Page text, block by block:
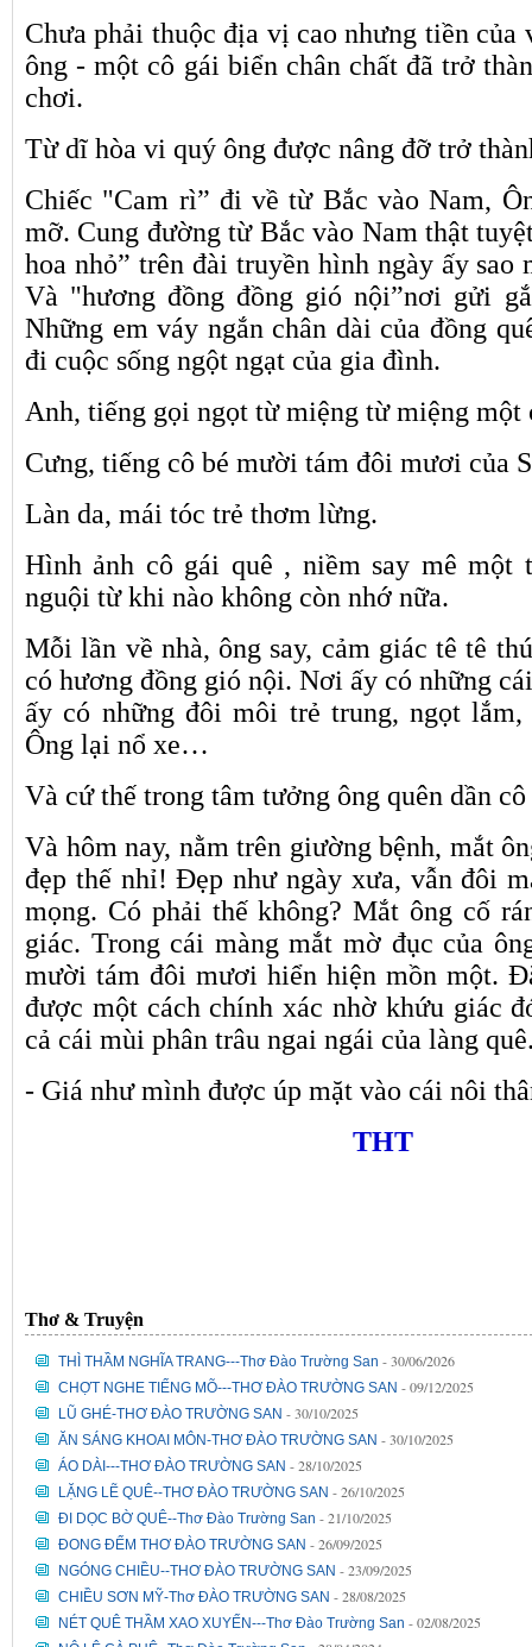
Chưa phải thuộc địa vị cao nhưng tiền
ông - một cô gái biển chân chất đã trở
chơi.
Từ dĩ hòa vi quý ông được nâng đỡ trở
Chiếc "Cam rì” đi về từ Bắc vào Nam,
mỡ. Cung đường từ Bắc vào Nam thật
hoa nhỏ” trên đài truyền hình ngày ấy sao
Và "hương đồng đồng gió nội”nơi gửi
Những em váy ngắn chân dài của đồng
đi cuộc sống ngột ngạt của gia đình.
Anh, tiếng gọi ngọt từ miệng từ miệng một
Cưng, tiếng cô bé mười tám đôi mươi của
Làn da, mái tóc trẻ thơm lừng.
Hình ảnh cô gái quê , niềm say mê một
nguội từ khi nào không còn nhớ nữa.
Mỗi lần về nhà, ông say, cảm giác tê tê
có hương đồng gió nội. Nơi ấy có những
ấy có những đôi môi trẻ trung, ngọt
Ông lại nổ xe…
Và cứ thế trong tâm tưởng ông quên dần
Và hôm nay, nằm trên giường bệnh, mắt
đẹp thế nhỉ! Đẹp như ngày xưa, vẫn đôi
mọng. Có phải thế không? Mắt ông cố
giác. Trong cái màng mắt mờ đục của
mười tám đôi mươi hiển hiện mồn một.
được một cách chính xác nhờ khứu giác
cả cái mùi phân trâu ngai ngái của làng
- Giá như mình được úp mặt vào cái nôi
THT
Thơ & Truyện
THÌ THẦM NGHĨA TRANG---Thơ Đào Trường San - 30/06/2026
CHỢT NGHE TIẾNG MÕ---THƠ ĐÀO TRƯỜNG SAN - 09/12/2025
LŨ GHÉ-THƠ ĐÀO TRƯỜNG SAN - 30/10/2025
ĂN SÁNG KHOAI MÔN-THƠ ĐÀO TRƯỜNG SAN - 30/10/2025
ÁO DÀI---THƠ ĐÀO TRƯỜNG SAN - 28/10/2025
LẶNG LẼ QUÊ--THƠ ĐÀO TRƯỜNG SAN - 26/10/2025
ĐI DỌC BỜ QUÊ--Thơ Đào Trường San - 21/10/2025
ĐONG ĐẾM THƠ ĐÀO TRƯỜNG SAN - 26/09/2025
NGÓNG CHIỀU--THƠ ĐÀO TRƯỜNG SAN - 23/09/2025
CHIỀU SƠN MỸ-Thơ ĐÀO TRƯỜNG SAN - 28/08/2025
NÉT QUÊ THẦM XAO XUYẾN---Thơ Đào Trường San - 02/08/2025